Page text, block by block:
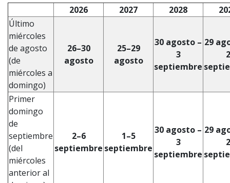
2026
2027 2028
Último
miércoles
de agosto
(de
miércoles a
domingo)
26–30
agosto
25–29
agosto
30 agosto –
3
septiembre
29
2
Primer
domingo
de
septiembre
(del
miércoles
anterior al
2–6
septiembre
1–5
septiembre
30 agosto –
3
septiembre
29
2